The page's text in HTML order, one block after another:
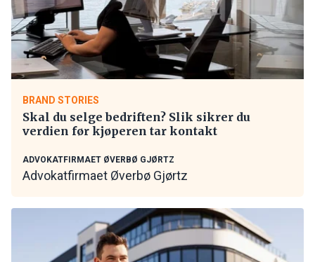
BRAND STORIES
Skal du selge bedriften? Slik sikrer du
verdien før kjøperen tar kontakt
ADVOKATFIRMAET ØVERBØ GJØRTZ
Advokatfirmaet Øverbø Gjørtz